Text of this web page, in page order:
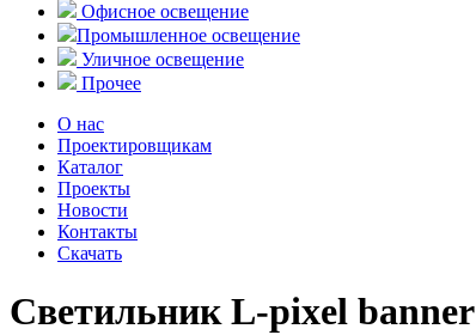
Офисное освещение
Промышленное освещение
Уличное освещение
Прочее
О нас
Проектировщикам
Каталог
Проекты
Новости
Контакты
Скачать
Светильник L-pixel banner